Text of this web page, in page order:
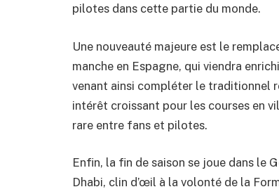
pilotes dans cette partie du monde.
Une nouveauté majeure est le
manche en Espagne, qui viendra
venant ainsi compléter le traditionnel
intérêt croissant pour les courses en
rare entre fans et pilotes.
Enfin, la fin de saison se joue dans le
Dhabi, clin d’œil à la volonté de la